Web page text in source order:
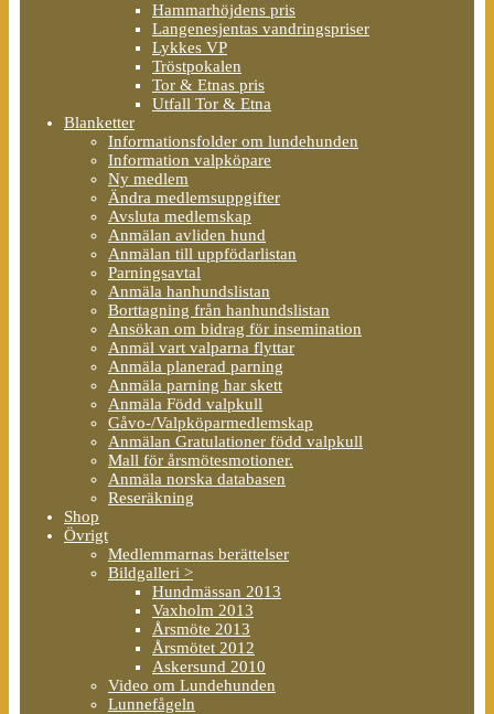
Hammarhöjdens pris
Langenesjentas vandringspriser
Lykkes VP
Tröstpokalen
Tor & Etnas pris
Utfall Tor & Etna
Blanketter
Informationsfolder om lundehunden
Information valpköpare
Ny medlem
Ändra medlemsuppgifter
Avsluta medlemskap
Anmälan avliden hund
Anmälan till uppfödarlistan
Parningsavtal
Anmäla hanhundslistan
Borttagning från hanhundslistan
Ansökan om bidrag för insemination
Anmäl vart valparna flyttar
Anmäla planerad parning
Anmäla parning har skett
Anmäla Född valpkull
Gåvo-/Valpköparmedlemskap
Anmälan Gratulationer född valpkull
Mall för årsmötesmotioner.
Anmäla norska databasen
Reseräkning
Shop
Övrigt
Medlemmarnas berättelser
Bildgalleri >
Hundmässan 2013
Vaxholm 2013
Årsmöte 2013
Årsmötet 2012
Askersund 2010
Video om Lundehunden
Lunnefågeln